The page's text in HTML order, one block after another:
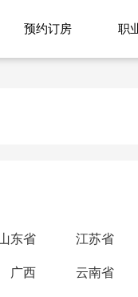
预约订房 职
东省 江苏省
广西 云南省